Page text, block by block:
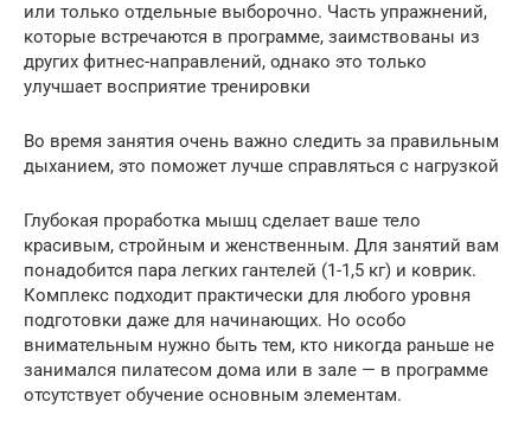
или только отдельные выборочно. Часть упражнений,
которые встречаются в программе, заимствованы из
других фитнес-направлений, однако это только
улучшает восприятие тренировки
Во время занятия очень важно следить за правильным
дыханием, это поможет лучше справляться с нагрузкой
Глубокая проработка мышц сделает ваше тело
красивым, стройным и женственным. Для занятий вам
понадобится пара легких гантелей (1-1,5 кг) и коврик.
Комплекс подходит практически для любого уровня
подготовки даже для начинающих. Но особо
внимательным нужно быть тем, кто никогда раньше не
занимался пилатесом дома или в зале — в программе
отсутствует обучение основным элементам.